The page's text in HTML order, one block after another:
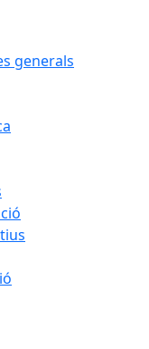
generals